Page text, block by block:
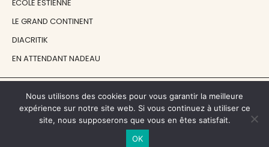
ÉCOLE ESTIENNE
LE GRAND CONTINENT
DIACRITIK
EN ATTENDANT NADEAU
NOS SOUTIENS
CENTRE NATIONAL DU LIVRE
Nous utilisons des cookies pour vous garantir la meilleure
expérience sur notre site web. Si vous continuez à utiliser ce
site, nous supposerons que vous en êtes satisfait.
OK